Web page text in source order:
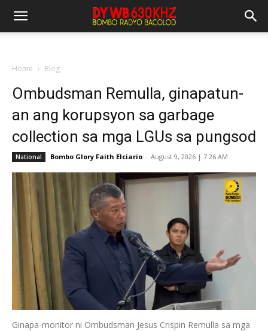
Home Blog
Ombudsman Remulla, ginapatun-
an ang korupsyon sa garbage
collection sa mga LGUs sa pungsod
National Bombo Glory Faith Elciario - August 9, 2026 | 7:26 AM
Ginapa-monitor ni Ombudsman Jesus Crispin Remulla sa mga